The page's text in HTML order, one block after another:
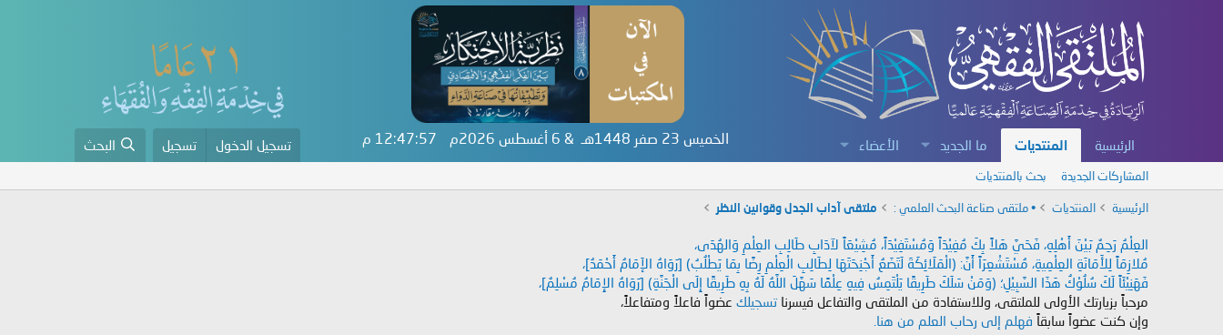
الرئيسية المنتديات ما الجديد الأعضاء الخميس 23 صفر 1448هـ & 6 أغسطس 2026م 12:47:58 م تسجيل الدخول تسجيل البحث
المشاركات الجديدة بحث بالمنتديات
الرئيسية المنتديات • ملتقى صناعة البحث العلمي : ملتقى آداب الجدل وقوانين النظر
العِلْمُ رَحِمٌ بَيْنَ أَهْلِهِ، فَحَيَّ هَلاً بِكَ مُفِيْدَاً وَمُسْتَفِيْدَاً، مُشِيْعَاً لآدَابِ طَالِبِ العِلْمِ وَالهُدَى،
مُلازِمَاً لِلأَمَانَةِ العِلْمِيةِ، مُسْتَشْعِرَاً أَنَّ: (الْمَلَائِكَةَ لَتَضَعُ أَجْنِحَتَهَا لِطَالِبِ الْعِلْمِ رِضًا بِمَا يَطْلُبُ) [رَوَاهُ الإَمَامُ أَحْمَدُ]،
فَهَنِيْئَاً لَكَ سُلُوْكُ هَذَا السَّبِيْلِ؛ (وَمَنْ سَلَكَ طَرِيقًا يَلْتَمِسُ فِيهِ عِلْمًا سَهَّلَ اللَّهُ لَهُ بِهِ طَرِيقًا إِلَى الْجَنَّةِ) [رَوَاهُ الإِمَامُ مُسْلِمٌ]،
مرحباً بزيارتك الأولى للملتقى، وللاستفادة من الملتقى والتفاعل فيسرنا تسجيلك عضواً فاعلاً ومتفاعلاً،
وإن كنت عضواً سابقاً فهلم إلى رحاب العلم من هنا.